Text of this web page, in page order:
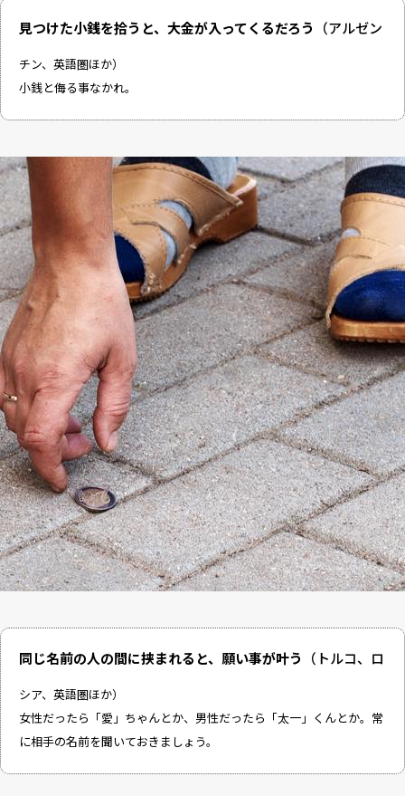
見つけた小銭を拾うと、大金が入ってくるだろう （アルゼン
チン、英語圏ほか）
小銭と侮る事なかれ。
同じ名前の人の間に挟まれると、願い事が叶う （トルコ、ロ
シア、英語圏ほか）
女性だったら「愛」ちゃんとか、男性だったら「太一」くんとか。常
に相手の名前を聞いておきましょう。